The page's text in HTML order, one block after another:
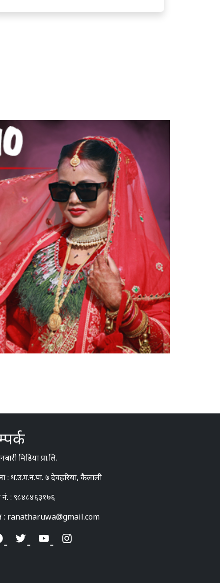
मिडिया प्रा.लि.
: ध.उ.म.न.पा. ७ देवहरिया, कैलाली
: ९८४८४६३१७६
: ranatharuwa@gmail.com